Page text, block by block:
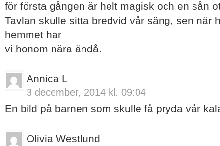
för första gången är helt magisk och en sån
Tavlan skulle sitta bredvid vår säng, sen när
hemmet har
vi honom nära ändå.
Annica L
3 december, 2014 kl. 09:04
En bild på barnen som skulle få pryda vår
Olivia Westlund